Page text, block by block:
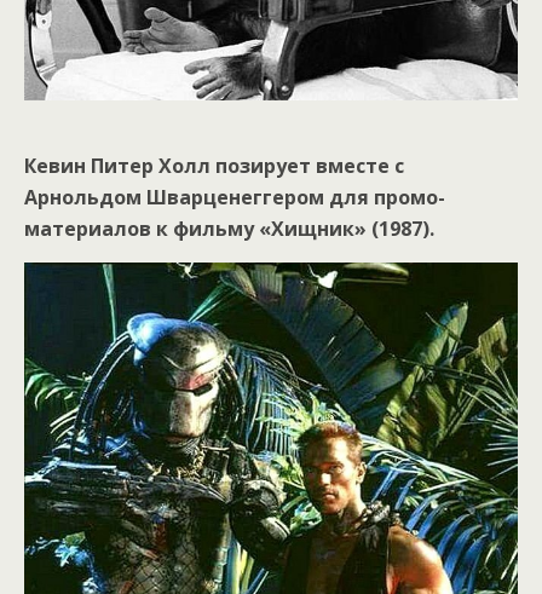
Кевин Питер Холл позирует вместе с
Арнольдом Шварценеггером для промо-
материалов к фильму «Хищник» (1987).